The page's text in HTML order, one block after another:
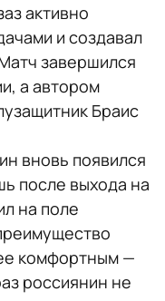
активно
и создавал
завершился
а автором
Браис
вновь появился
после выхода на
на поле
комфортным —
россиянин не